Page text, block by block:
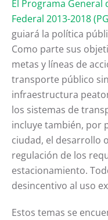
El Programa
Federal 2013-2018
guiará la política
Como parte sus
metas y líneas de
transporte público
infraestructura
los sistemas de
incluye también, por
ciudad, el desarrollo
regulación de los
estacionamiento.
desincentivo al uso
Estos temas se